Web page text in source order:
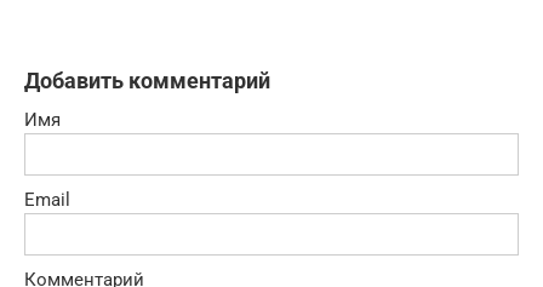
Добавить комментарий
Имя
Email
Комментарий